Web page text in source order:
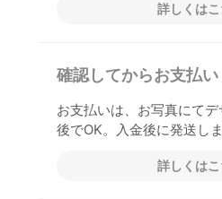
詳しくは
確認してからお支払い
お支払いは、お写真にて
後でOK。入金後に発送しま
詳しくは